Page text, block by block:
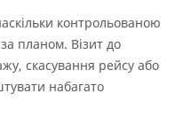
контрольованою
планом. Візит до
скасування рейсу або
набагато